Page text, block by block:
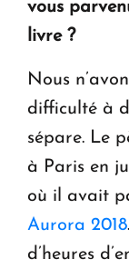
vous
livre ?
Nous
difficulté à
sépare. Le
à Paris en
où il avait
Aurora 2018
d’heures